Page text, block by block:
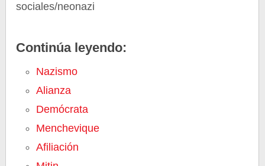
sociales/neonazi
Continúa leyendo:
Nazismo
Alianza
Demócrata
Menchevique
Afiliación